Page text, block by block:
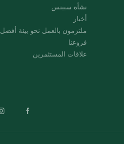
نشأة سبينس
أخبار
ملتزمون بالعمل نحو بيئة أفضل
فروعنا
علاقات المستثمرين